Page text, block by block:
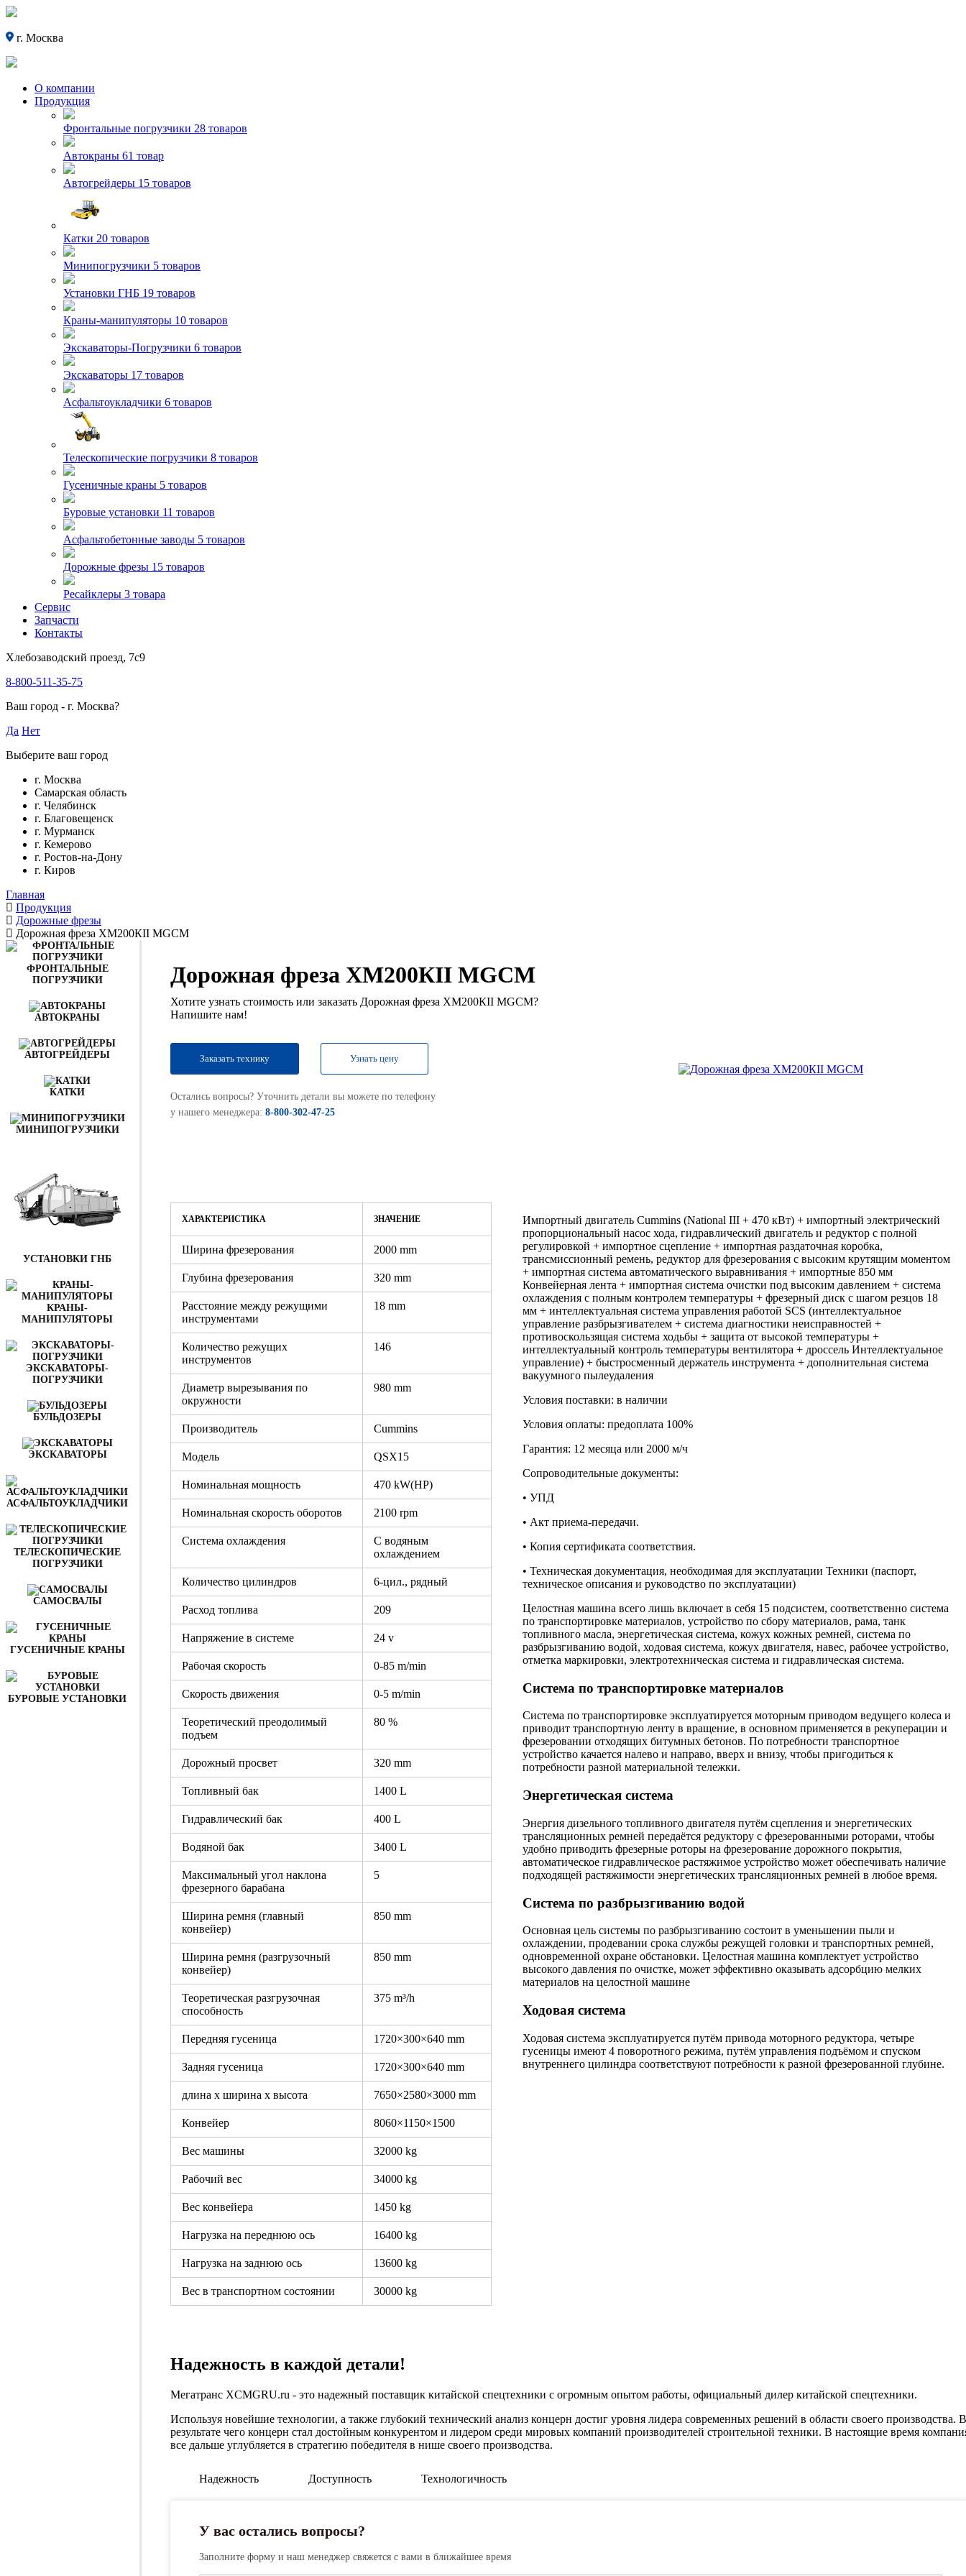
г. Москва
О компании
Продукция
Фронтальные погрузчики 28 товаров
Автокраны 61 товар
Автогрейдеры 15 товаров
Катки 20 товаров
Минипогрузчики 5 товаров
Установки ГНБ 19 товаров
Краны-манипуляторы 10 товаров
Экскаваторы-Погрузчики 6 товаров
Экскаваторы 17 товаров
Асфальтоукладчики 6 товаров
Телескопические погрузчики 8 товаров
Гусеничные краны 5 товаров
Буровые установки 11 товаров
Асфальтобетонные заводы 5 товаров
Дорожные фрезы 15 товаров
Ресайклеры 3 товара
Сервис
Запчасти
Контакты
Хлебозаводский проезд, 7с9
8-800-511-35-75
Ваш город - г. Москва?
Да Нет
Выберите ваш город
г. Москва
Самарская область
г. Челябинск
г. Благовещенск
г. Мурманск
г. Кемерово
г. Ростов-на-Дону
г. Киров
Главная
Продукция
Дорожные фрезы
Дорожная фреза XM200КII MGCM
ФРОНТАЛЬНЫЕ
ПОГРУЗЧИКИ
АВТОКРАНЫ
АВТОГРЕЙДЕРЫ
КАТКИ
МИНИПОГРУЗЧИКИ
УСТАНОВКИ ГНБ
КРАНЫ-
МАНИПУЛЯТОРЫ
ЭКСКАВАТОРЫ-
ПОГРУЗЧИКИ
БУЛЬДОЗЕРЫ
ЭКСКАВАТОРЫ
АСФАЛЬТОУКЛАДЧИКИ
ТЕЛЕСКОПИЧЕСКИЕ
ПОГРУЗЧИКИ
CАМОСВАЛЫ
ГУСЕНИЧНЫЕ КРАНЫ
БУРОВЫЕ УСТАНОВКИ
Дорожная фреза XM200КII MGCM
Хотите узнать стоимость или заказать Дорожная фреза XM200КII MGCM?
Напишите нам!
Заказать технику Узнать цену
Остались вопросы? Уточнить детали вы можете по телефону
у нашего менеджера:8-800-302-47-25
ХАРАКТЕРИСТИКА ЗНАЧЕНИЕ
Ширина фрезерования 2000 mm
Глубина фрезерования 320 mm
Расстояние между режущими
инструментами
18 mm
Количество режущих
инструментов
146
Диаметр вырезывания по
окружности
980 mm
Производитель Cummins
Модель QSX15
Номинальная мощность 470 kW(HP)
Номинальная скорость оборотов 2100 rpm
Система охлаждения
С водяным
охлаждением
Количество цилиндров 6-цил., рядный
Расход топлива 209
Напряжение в системе 24 v
Рабочая скорость 0-85 m/min
Скорость движения 0-5 m/min
Теоретический преодолимый
подъем
80 %
Дорожный просвет 320 mm
Топливный бак 1400 L
Гидравлический бак 400 L
Водяной бак 3400 L
Максимальный угол наклона
фрезерного барабана
5
Ширина ремня (главный
конвейер)
850 mm
Ширина ремня (разгрузочный
конвейер)
850 mm
Теоретическая разгрузочная
способность
375 m³/h
Передняя гусеница 1720×300×640 mm
Задняя гусеница 1720×300×640 mm
длина x ширина x высота 7650×2580×3000 mm
Конвейер 8060×1150×1500
Вес машины 32000 kg
Рабочий вес 34000 kg
Вес конвейера 1450 kg
Нагрузка на переднюю ось 16400 kg
Нагрузка на заднюю ось 13600 kg
Вес в транспортном состоянии 30000 kg
Импортный двигатель Cummins (National III + 470 кВт) + импортный электрический
пропорциональный насос хода, гидравлический двигатель и редуктор с полной
регулировкой + импортное сцепление + импортная раздаточная коробка,
трансмиссионный ремень, редуктор для фрезерования с высоким крутящим моментом
+ импортная система автоматического выравнивания + импортные 850 мм
Конвейерная лента + импортная система очистки под высоким давлением + система
охлаждения с полным контролем температуры + фрезерный диск с шагом резцов 18
мм + интеллектуальная система управления работой SCS (интеллектуальное
управление разбрызгивателем + система диагностики неисправностей +
противоскользящая система ходьбы + защита от высокой температуры +
интеллектуальный контроль температуры вентилятора + дроссель Интеллектуальное
управление) + быстросменный держатель инструмента + дополнительная система
вакуумного пылеудаления
Условия поставки: в наличии
Условия оплаты: предоплата 100%
Гарантия: 12 месяца или 2000 м/ч
Сопроводительные документы:
• УПД
• Акт приема-передачи.
• Копия сертификата соответствия.
• Техническая документация, необходимая для эксплуатации Техники (паспорт,
техническое описания и руководство по эксплуатации)
Целостная машина всего лишь включает в себя 15 подсистем, соответственно система
по транспортировке материалов, устройство по сбору материалов, рама, танк
топливного масла, энергетическая система, кожух кожных ремней, система по
разбрызгиванию водой, ходовая система, кожух двигателя, навес, рабочее устройство,
отметка маркировки, электротехническая система и гидравлическая система.
Система по транспортировке материалов
Система по транспортировке эксплуатируется моторным приводом ведущего колеса и
приводит транспортную ленту в вращение, в основном применяется в рекуперации и
фрезеровании отходящих битумных бетонов. По потребности транспортное
устройство качается налево и направо, вверх и внизу, чтобы пригодиться к
потребности разной материальной тележки.
Энергетическая система
Энергия дизельного топливного двигателя путём сцепления и энергетических
трансляционных ремней передаётся редуктору с фрезерованными роторами, чтобы
удобно приводить фрезерные роторы на фрезерование дорожного покрытия,
автоматическое гидравлическое растяжимое устройство может обеспечивать наличие
подходящей растяжимости энергетических трансляционных ремней в любое время.
Система по разбрызгиванию водой
Основная цель системы по разбрызгиванию состоит в уменьшении пыли и
охлаждении, продевании срока службы режущей головки и транспортных ремней,
одновременной охране обстановки. Целостная машина комплектует устройство
высокого давления по очистке, может эффективно оказывать адсорбцию мелких
материалов на целостной машине
Ходовая система
Ходовая система эксплуатируется путём привода моторного редуктора, четыре
гусеницы имеют 4 поворотного режима, путём управления подъёмом и спуском
внутреннего цилиндра соответствуют потребности к разной фрезерованной глубине.
Надежность в каждой детали!
Мегатранс XCMGRU.ru - это надежный поставщик китайской спецтехники с огромным опытом работы, официальный дилер китайской спецтехники.
Используя новейшие технологии, а также глубокий технический анализ концерн достиг уровня лидера современных решений в области своего производства.
результате чего концерн стал достойным конкурентом и лидером среди мировых компаний производителей строительной техники. В настоящие время
все дальше углубляется в стратегию победителя в нише своего производства.
Надежность Доступность Технологичность
У вас остались вопросы?
Заполните форму и наш менеджер свяжется с вами в ближайшее время